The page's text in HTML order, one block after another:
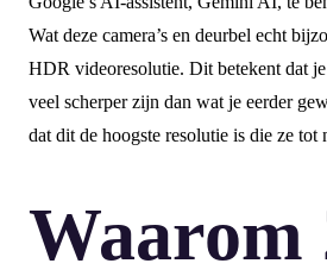
Wat deze camera’s en deurbel echt
HDR videoresolutie. Dit betekent dat
veel scherper zijn dan wat je eerder
dat dit de hoogste resolutie is die ze tot
Waarom